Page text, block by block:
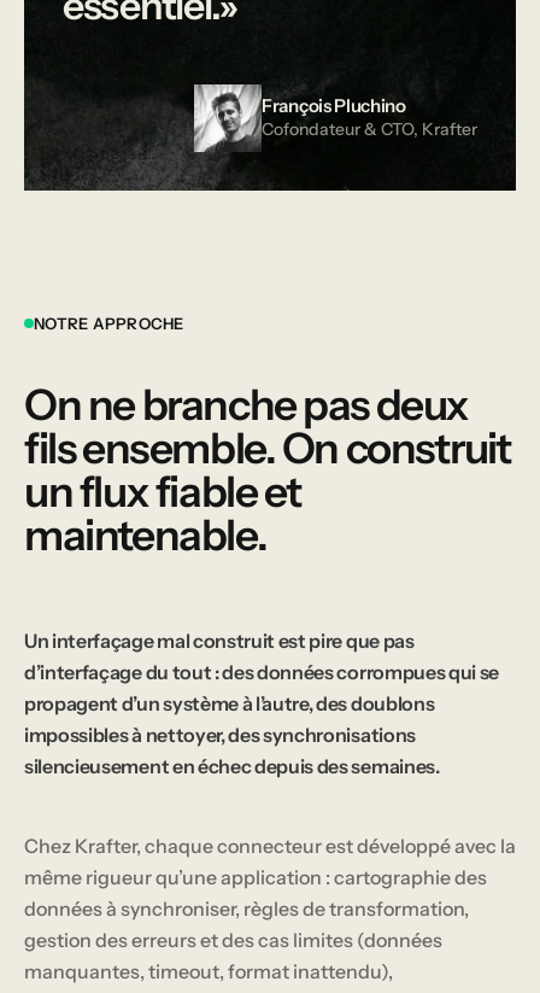
François Pluchino
Cofondateur & CTO, Krafter
NOTRE APPROCHE
Onnebranchepasdeux
filsensemble.Onconstruit
unfluxfiableet
maintenable.
Un interfaçage mal construit est pire que pas
d’interfaçage du tout : des données corrompues qui se
propagent d’un système à l’autre, des doublons
impossibles à nettoyer, des synchronisations
silencieusement en échec depuis des semaines.
Chez Krafter, chaque connecteur est développé avec la
même rigueur qu’une application : cartographie des
données à synchroniser, règles de transformation,
gestion des erreurs et des cas limites (données
manquantes, timeout, format inattendu),